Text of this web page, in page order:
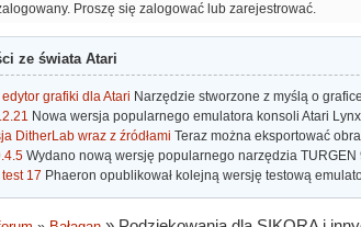
Proszę się zalogować lub zarejestrować.
ze świata Atari
grafiki dla Atari Narzędzie stworzone z myślą o
Nowa wersja popularnego emulatora konsoli Atari
DitherLab wraz z źródłami Teraz można eksportować
Wydano nową wersję popularnego narzędzia TURGEN
17 Phaeron opublikował kolejną wersję testową